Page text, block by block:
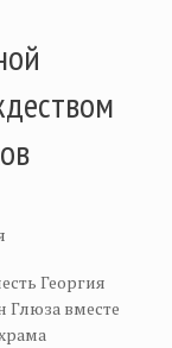
Георгия
Глюза вместе